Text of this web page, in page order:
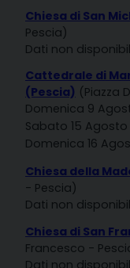
Chiesa di San
Pescia)
Dati non
Cattedrale di
(Pescia) (Piazza
Domenica 9
Sabato 15 Agosto
Domenica 16
Chiesa della
- Pescia)
Dati non
Chiesa di San
Francesco -
Dati non